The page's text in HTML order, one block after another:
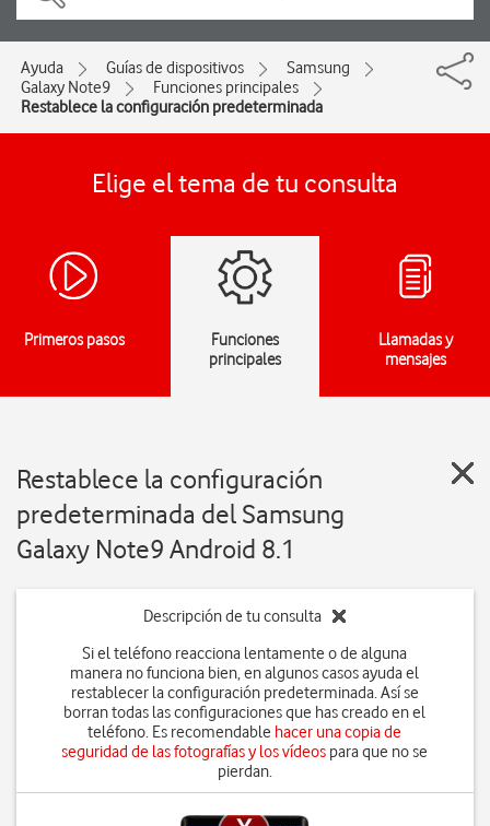
Ayuda Guías de dispositivos
Samsung
Galaxy Note9
Funciones principales
Restablece la configuración predeterminada
Elige el tema de tu consulta
Primeros pasos
Funciones
principales
Llamadas y
mensajes
Restablece la configuración
predeterminada del Samsung
Galaxy Note9 Android 8.1
Descripción de tu consulta
Si el teléfono reacciona lentamente o de alguna
manera no funciona bien, en algunos casos ayuda el
restablecer la configuración predeterminada. Así se
borran todas las configuraciones que has creado en el
teléfono. Es recomendable hacer una copia de
seguridad de las fotografías y los vídeos para que no se
pierdan.